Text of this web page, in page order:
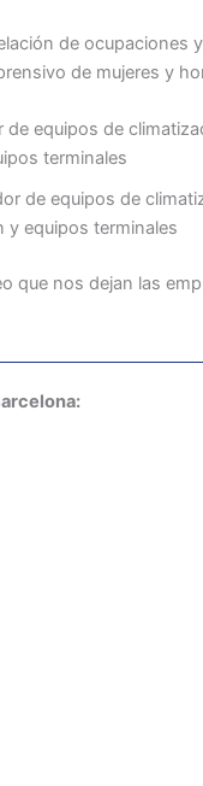
de ocupaciones
de mujeres y
equipos de
terminales
de equipos de
y equipos terminales
que nos dejan las